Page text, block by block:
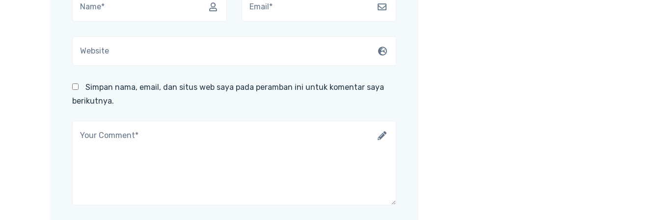
Simpan nama, email, dan situs web saya pada peramban ini untuk komentar saya
berikutnya.